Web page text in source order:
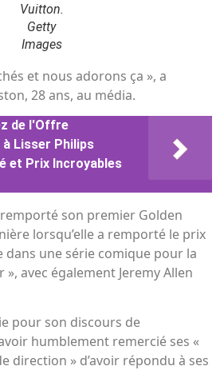
Vuitton.
Getty
Images
et nous adorons ça », a
28 ans, au média.
de l'Offre
à Lisser Philips
et Prix Incroyables
remporté son premier Golden
lorsqu’elle a remporté le prix
dans une série comique pour la
», avec également Jeremy Allen
pour son discours de
humblement remercié ses «
direction » d’avoir répondu à ses